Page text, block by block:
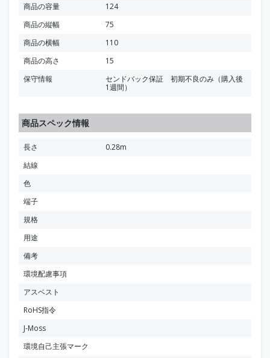
商品の容量
124
商品の縦幅
75
商品の横幅
110
商品の高さ
15
保守情報
センドバック保証 初期不良のみ（購入後
1週間）
商品スペック情報
長さ
0.28m
結線
色
端子
規格
用途
備考
環境配慮事項
アスベスト
RoHS指令
J-Moss
環境自己主張マーク